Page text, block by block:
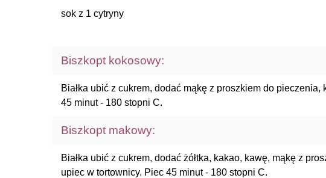
sok z 1 cytryny
Biszkopt kokosowy:
Białka ubić z cukrem, dodać mąkę z proszkiem do
45 minut - 180 stopni C.
Biszkopt makowy:
Białka ubić z cukrem, dodać żółtka, kakao, kawę, mąkę z
upiec w tortownicy. Piec 45 minut - 180 stopni C.